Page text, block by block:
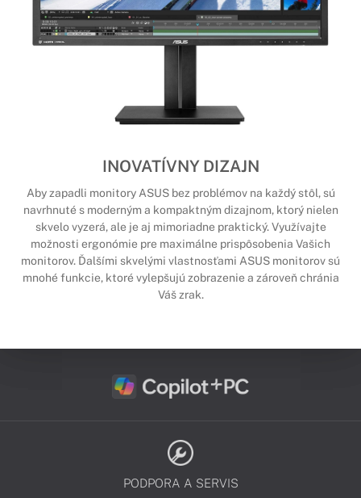
INOVATÍVNY DIZAJN
Aby zapadli monitory ASUS bez problémov na každý stôl, sú
navrhnuté s moderným a kompaktným dizajnom, ktorý nielen
skvelo vyzerá, ale je aj mimoriadne praktický. Využívajte
možnosti ergonómie pre maximálne prispôsobenia Vašich
monitorov. Ďalšími skvelými vlastnosťami ASUS monitorov sú
mnohé funkcie, ktoré vylepšujú zobrazenie a zároveň chránia
Váš zrak.
PODPORA A SERVIS